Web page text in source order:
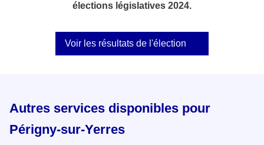
élections législatives 2024.
Voir les résultats de l'élection
Autres services disponibles pour
Périgny-sur-Yerres